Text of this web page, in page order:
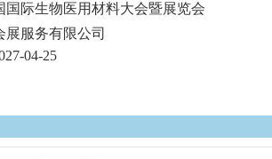
国际生物医用材料大会暨展览会
展服务有限公司
04-25